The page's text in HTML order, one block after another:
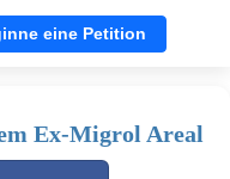
eine Petition
Ex-Migrol Areal